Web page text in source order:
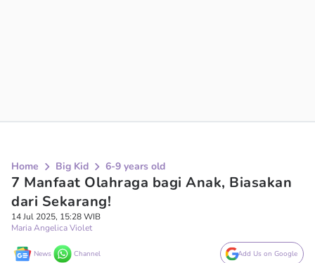
Home Big Kid 6-9 years old
7 Manfaat Olahraga bagi Anak, Biasakan
dari Sekarang!
14 Jul 2025, 15:28 WIB
Maria Angelica Violet
News Channel Add Us on Google